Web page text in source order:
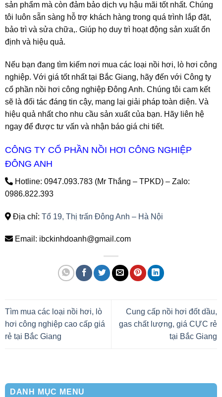
sản phẩm mà còn đảm bảo dịch vụ hậu mãi tốt nhất. Chúng
tôi luôn sẵn sàng hỗ trợ khách hàng trong quá trình lắp đặt,
bảo trì và sửa chữa,. Giúp họ duy trì hoạt động sản xuất ổn
định và hiệu quả.
Nếu bạn đang tìm kiếm nơi mua các loại nồi hơi, lò hơi công
nghiệp. Với giá tốt nhất tại Bắc Giang, hãy đến với Công ty
cổ phần nồi hơi công nghiệp Đông Anh. Chúng tôi cam kết
sẽ là đối tác đáng tin cậy, mang lại giải pháp toàn diện. Và
hiệu quả nhất cho nhu cầu sản xuất của bạn. Hãy liên hệ
ngay để được tư vấn và nhận báo giá chi tiết.
CÔNG TY CỔ PHẦN NỒI HƠI CÔNG NGHIỆP
ĐÔNG ANH
Hotline: 0947.093.783 (Mr Thắng – TPKD) – Zalo:
0986.822.393
Địa chỉ: Tổ 19, Thị trấn Đông Anh – Hà Nội
Email: ibckinhdoanh@gmail.com
Tìm mua các loại nồi hơi, lò
hơi công nghiệp cao cấp giá
rẻ tại Bắc Giang
Cung cấp nồi hơi đốt dầu,
gas chất lượng, giá CỰC rẻ
tại Bắc Giang
DANH MỤC MENU